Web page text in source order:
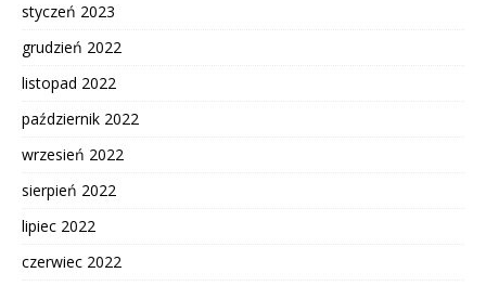
styczeń 2023
grudzień 2022
listopad 2022
październik 2022
wrzesień 2022
sierpień 2022
lipiec 2022
czerwiec 2022